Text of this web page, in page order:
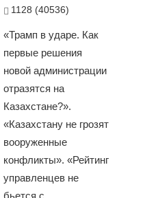
1128 (40536)
«Трамп в ударе. Как
первые решения
новой администрации
отразятся на
Казахстане?».
«Казахстану не грозят
вооруженные
конфликты». «Рейтинг
управленцев не
бьется с